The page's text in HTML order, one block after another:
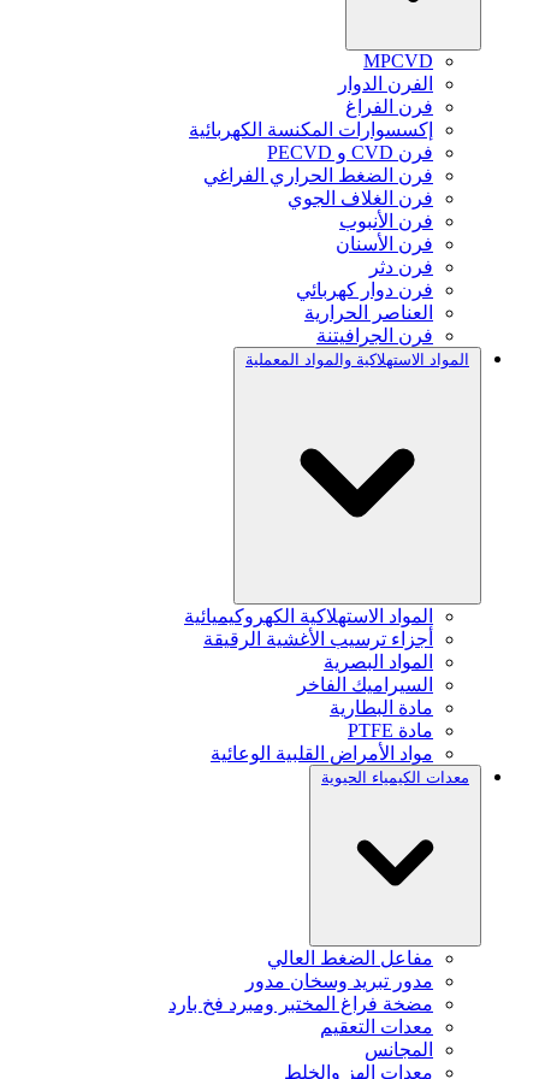
MPCVD
الفرن الدوار
فرن الفراغ
إكسسوارات المكنسة الكهربائية
فرن CVD و PECVD
فرن الضغط الحراري الفراغي
فرن الغلاف الجوي
فرن الأنبوب
فرن الأسنان
فرن دثر
فرن دوار كهربائي
العناصر الحرارية
فرن الجرافيتنة
المواد الاستهلاكية والمواد المعملية
المواد الاستهلاكية الكهروكيميائية
أجزاء ترسيب الأغشية الرقيقة
المواد البصرية
السيراميك الفاخر
مادة البطارية
مادة PTFE
مواد الأمراض القلبية الوعائية
معدات الكيمياء الحيوية
مفاعل الضغط العالي
مدور تبريد وسخان مدور
مضخة فراغ المختبر ومبرد فخ بارد
معدات التعقيم
المجانس
معدات الهز والخلط